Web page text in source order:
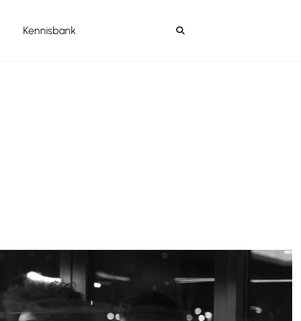
Kennisbank 